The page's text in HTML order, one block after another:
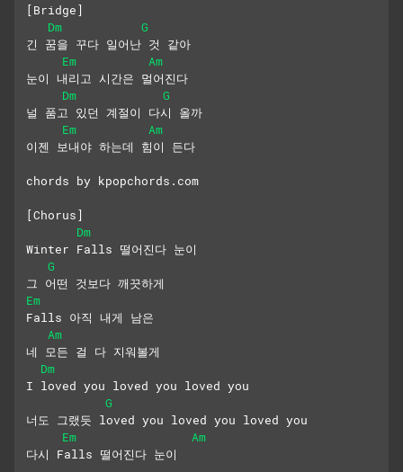
[Bridge]
Dm
G
긴 꿈을 꾸다 일어난 것 같아
Em
Am
눈이 내리고 시간은 멀어진다
Dm
G
널 품고 있던 계절이 다시 올까
Em
Am
이젠 보내야 하는데 힘이 든다
chords by kpopchords.com
[Chorus]
Dm
Winter Falls 떨어진다 눈이
G
그 어떤 것보다 깨끗하게
Em
Falls 아직 내게 남은
Am
네 모든 걸 다 지워볼게
Dm
I loved you loved you loved you
G
너도 그랬듯 loved you loved you loved you
Em
Am
다시 Falls 떨어진다 눈이